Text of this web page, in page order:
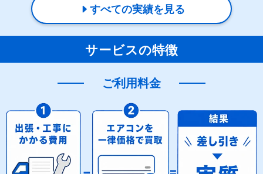
すべての実績を見る
サービスの特徴
ご利用料金